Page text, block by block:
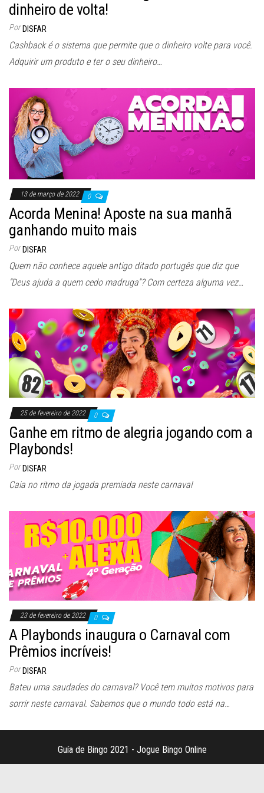
dinheiro de volta!
Por DISFAR
Cashback é o sistema que permite que o dinheiro volte para você.
Adquirir um produto e ter o seu dinheiro…
13 de março de 2022 0
Acorda Menina! Aposte na sua manhã
ganhando muito mais
Por DISFAR
Quem não conhece aquele antigo ditado portugês que diz que
“Deus ajuda a quem cedo madruga”? Com certeza alguma vez…
25 de fevereiro de 2022 0
Ganhe em ritmo de alegria jogando com a
Playbonds!
Por DISFAR
Caia no ritmo da jogada premiada neste carnaval
23 de fevereiro de 2022 0
A Playbonds inaugura o Carnaval com
Prêmios incríveis!
Por DISFAR
Bateu uma saudades do carnaval? Você tem muitos motivos para
sorrir neste carnaval. Sabemos que o mundo todo está na…
Guía de Bingo 2021 - Jogue Bingo Online